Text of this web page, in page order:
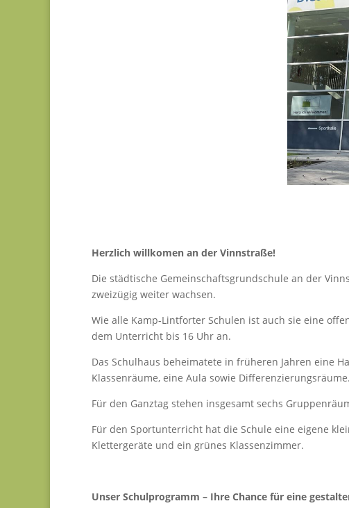
Herzlich willkomen an der Vinnstraße!
Die städtische Gemeinschaftsgrundschule an der
zweizügig weiter wachsen.
Wie alle Kamp-Lintforter Schulen ist auch sie eine
dem Unterricht bis 16 Uhr an.
Das Schulhaus beheimatete in früheren Jahren eine
Klassenräume, eine Aula sowie Differenzierungsräume.
Für den Ganztag stehen insgesamt sechs
Für den Sportunterricht hat die Schule eine eigene
Klettergeräte und ein grünes Klassenzimmer.
Unser Schulprogramm – Ihre Chance für eine